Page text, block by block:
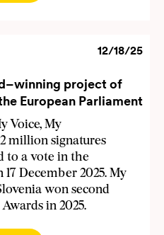
12/18/25
project of
European Parliament
Voice, My
million signatures
to a vote in the
December 2025. My
won second
in 2025.